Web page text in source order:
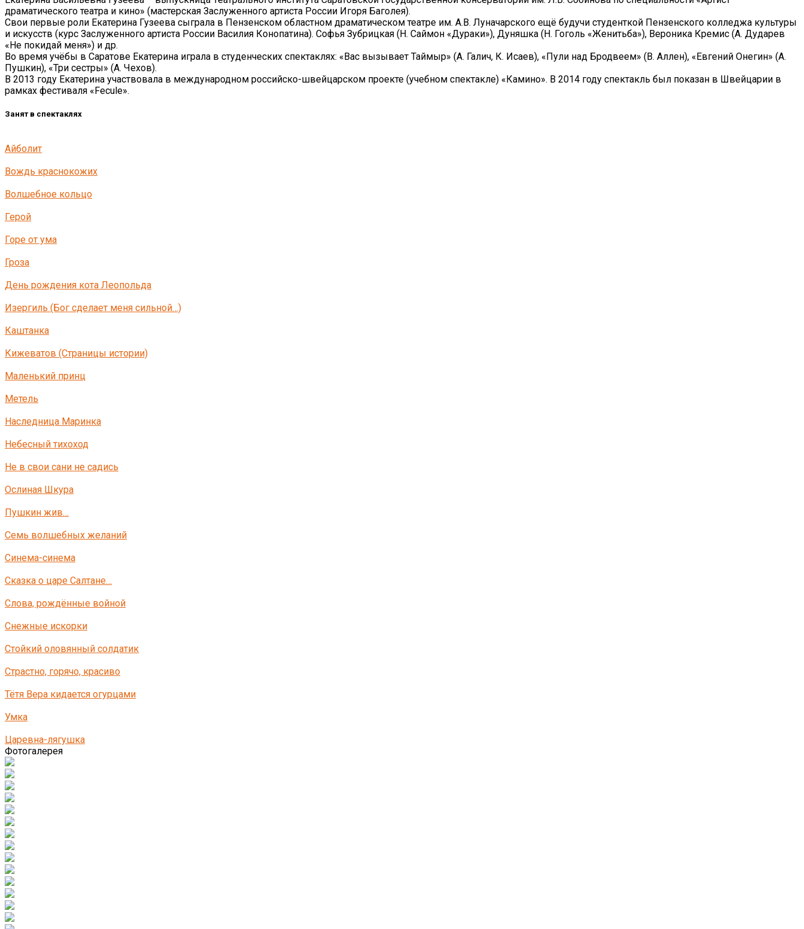
драматического театра и кино» (мастерская Заслуженного артиста России Игоря Баголея).
Свои первые роли Екатерина Гузеева сыграла в Пензенском областном драматическом театре им. А.В. Луначарского ещё будучи студенткой Пензенского колледжа культуры
и искусств (курс Заслуженного артиста России Василия Конопатина). Софья Зубрицкая (Н. Саймон «Дураки»), Дуняшка (Н. Гоголь «Женитьба»), Вероника Кремис (А. Дударев
«Не покидай меня») и др.
Во время учёбы в Саратове Екатерина играла в студенческих спектаклях: «Вас вызывает Таймыр» (А. Галич, К. Исаев), «Пули над Бродвеем» (В. Аллен), «Евгений Онегин» (А.
Пушкин), «Три сестры» (А. Чехов).
В 2013 году Екатерина участвовала в международном российско-швейцарском проекте (учебном спектакле) «Камино». В 2014 году спектакль был показан в Швейцарии в
рамках фестиваля «Fecule».
Занят в спектаклях
Айболит
Вождь краснокожих
Волшебное кольцо
Герой
Горе от ума
Гроза
День рождения кота Леопольда
Изергиль (Бог сделает меня сильной…)
Каштанка
Кижеватов (Страницы истории)
Маленький принц
Метель
Наследница Маринка
Небесный тихоход
Не в свои сани не садись
Ослиная Шкура
Пушкин жив…
Семь волшебных желаний
Синема-синема
Сказка о царе Салтане…
Слова, рождённые войной
Снежные искорки
Стойкий оловянный солдатик
Страстно, горячо, красиво
Тётя Вера кидается огурцами
Умка
Царевна-лягушка
Фотогалерея